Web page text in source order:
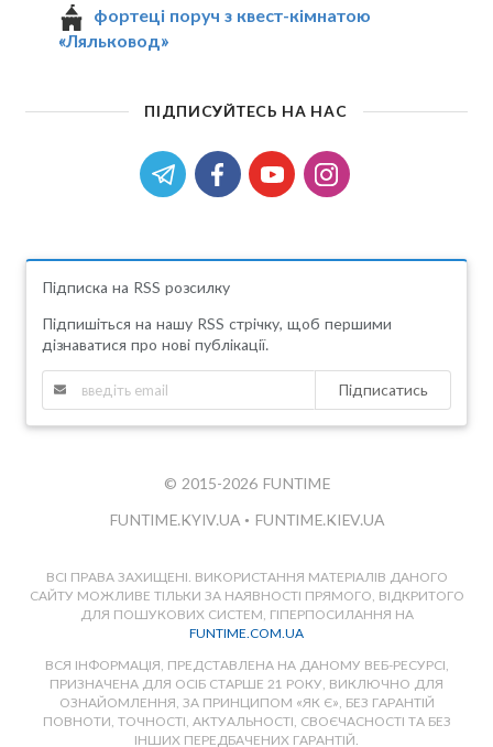
фортеці поруч з квест-кімнатою
«Ляльковод»
ПІДПИСУЙТЕСЬ НА НАС
Підписка на RSS розсилку
Підпишіться на нашу RSS стрічку, щоб першими
дізнаватися про нові публікації.
Підписатись
© 2015-2026 FUNTIME
FUNTIME.KYIV.UA • FUNTIME.KIEV.UA
ВСІ ПРАВА ЗАХИЩЕНІ. ВИКОРИСТАННЯ МАТЕРІАЛІВ ДАНОГО
САЙТУ МОЖЛИВЕ ТІЛЬКИ ЗА НАЯВНОСТІ ПРЯМОГО, ВІДКРИТОГО
ДЛЯ ПОШУКОВИХ СИСТЕМ, ГІПЕРПОСИЛАННЯ НА
FUNTIME.COM.UA
ВСЯ ІНФОРМАЦІЯ, ПРЕДСТАВЛЕНА НА ДАНОМУ ВЕБ-РЕСУРСІ,
ПРИЗНАЧЕНА ДЛЯ ОСІБ СТАРШЕ 21 РОКУ, ВИКЛЮЧНО ДЛЯ
ОЗНАЙОМЛЕННЯ, ЗА ПРИНЦИПОМ «ЯК Є», БЕЗ ГАРАНТІЙ
ПОВНОТИ, ТОЧНОСТІ, АКТУАЛЬНОСТІ, СВОЄЧАСНОСТІ ТА БЕЗ
ІНШИХ ПЕРЕДБАЧЕНИХ ГАРАНТІЙ.